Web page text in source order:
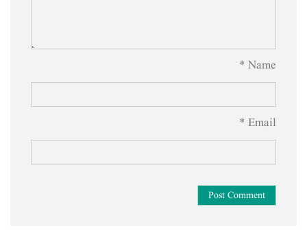
Name *
Email *
Post Comment